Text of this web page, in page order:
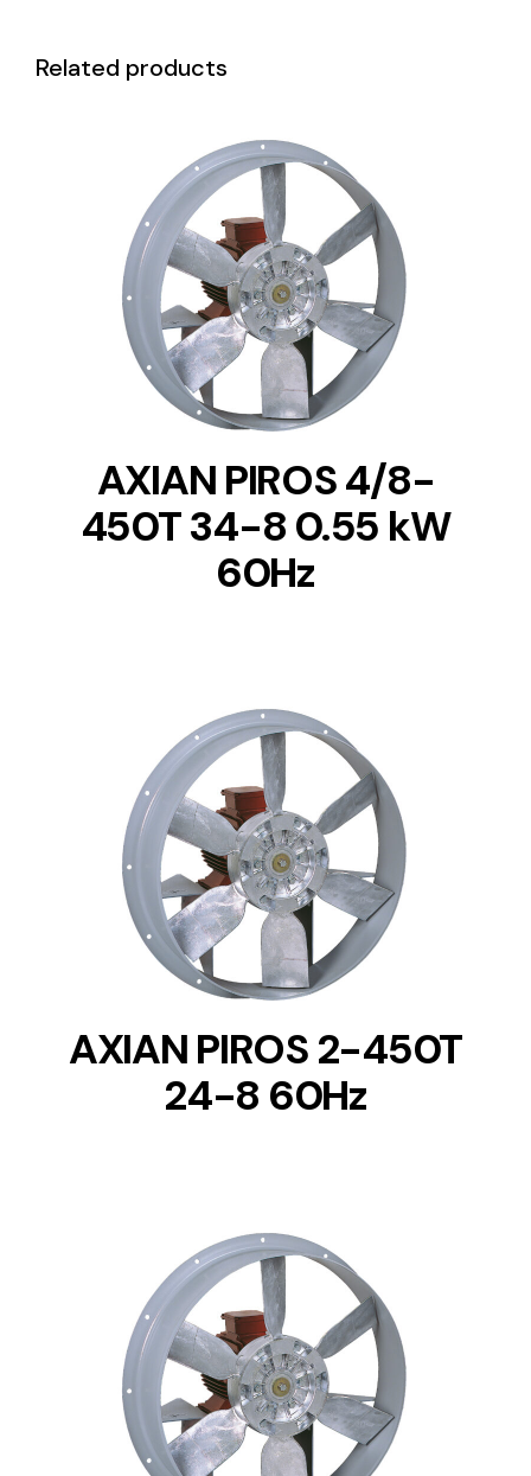
Related products
DETAILS
AXIAN PIROS 4/8-
450T 34-8 0.55 kW
60Hz
DETAILS
AXIAN PIROS 2-450T
24-8 60Hz
DETAILS